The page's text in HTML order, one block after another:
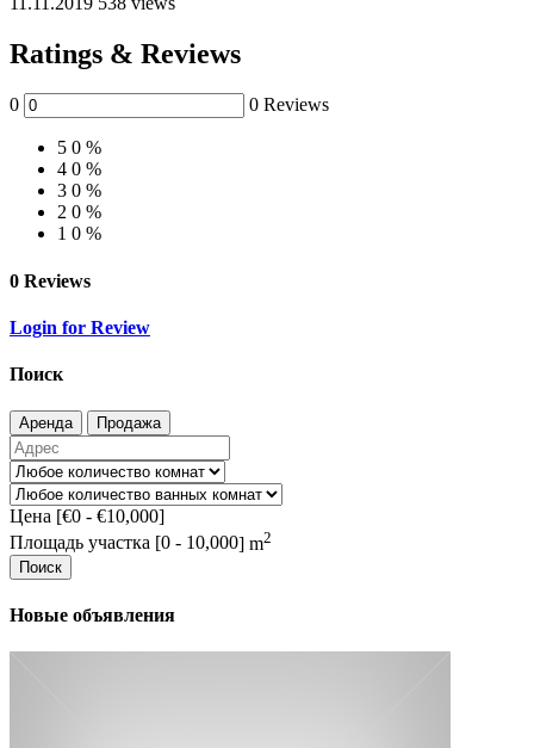
Ratings & Reviews
0 0 Reviews
5 0 %
4 0 %
3 0 %
2 0 %
1 0 %
0 Reviews
Login for Review
Поиск
Аренда Продажа
Цена [€0 - €10,000]
Площадь участка [0 - 10,000] m2
Поиск
Новые объявления